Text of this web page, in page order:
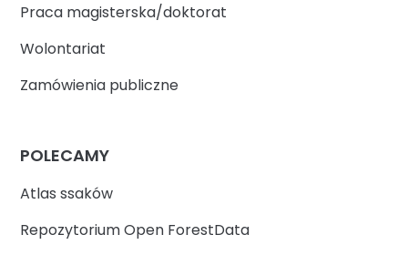
Praca magisterska/doktorat
Wolontariat
Zamówienia publiczne
POLECAMY
Atlas ssaków
Repozytorium Open ForestData